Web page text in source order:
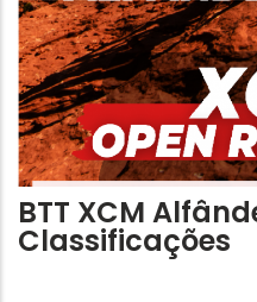
BTT XCM
Classificações